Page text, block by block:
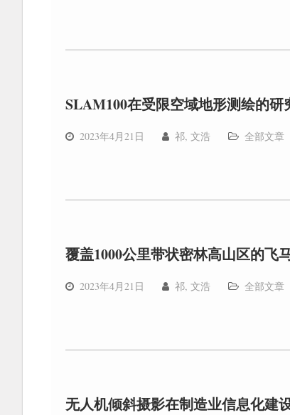
SLAM100在受限空域地形测绘的研
2023年4月21日 祁, 文浩 全部文章
覆盖1000公里带状密林高山区的飞
2023年4月21日 祁, 文浩 全部文章
无人机倾斜摄影在制造业信息化建